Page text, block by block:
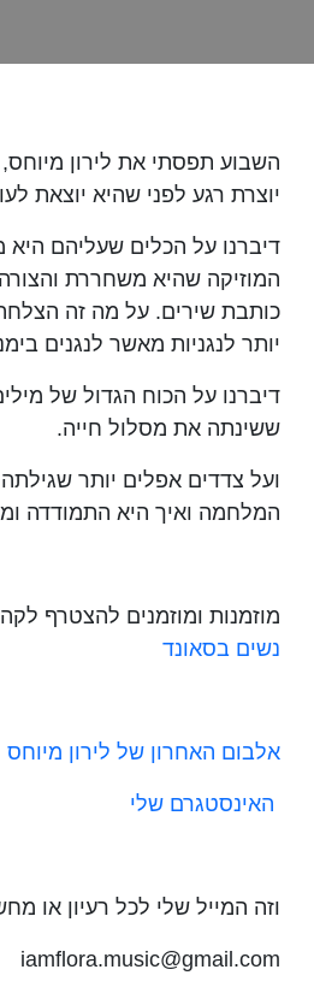
השבוע תפסתי את לירון
יוצרת רגע לפני שהיא יוצאת
דיברנו על הכלים שעליהם היא
המוזיקה שהיא משחררת
כותבת שירים. על מה זה
יותר לנגניות מאשר לנגנים
דיברנו על הכוח הגדול של
ששינתה את מסלול חייה.
ועל צדדים אפלים יותר
המלחמה ואיך היא התמודדה
מוזמנות ומוזמנים להצטרף
נשים בסאונד
אלבום האחרון של לירון מיוחס
האינסטגרם שלי
וזה המייל שלי לכל רעיון או
iamflora.music@gmail.com